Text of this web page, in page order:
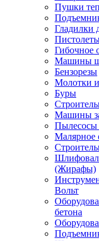
Пушки
Гладилки
Гибочное
Машины
Бензорезы
Молотки
Буры
Машины
Пылесосы
Малярное
(Жирафы)
Вольт
бетона